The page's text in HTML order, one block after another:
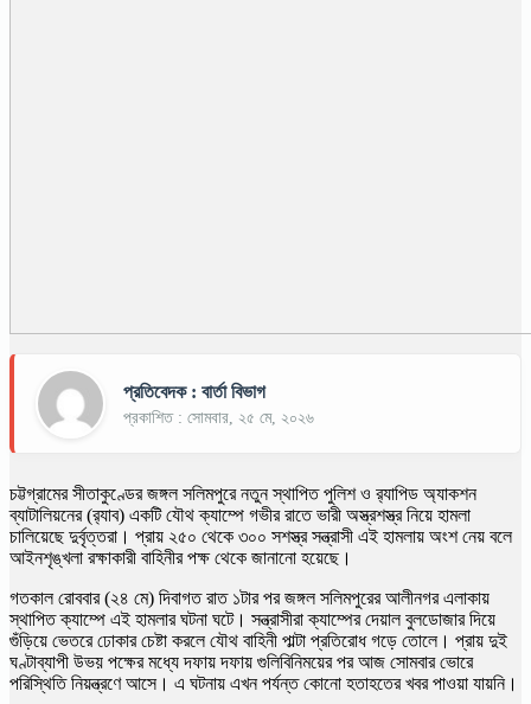
প্রতিবেদক : বার্তা বিভাগ
প্রকাশিত : সোমবার, ২৫ মে, ২০২৬
চট্টগ্রামের সীতাকুণ্ডের জঙ্গল সলিমপুরে নতুন স্থাপিত পুলিশ ও র‍্যাপিড অ্যাকশন
ব্যাটালিয়নের (র‍্যাব) একটি যৌথ ক্যাম্পে গভীর রাতে ভারী অস্ত্রশস্ত্র নিয়ে হামলা
চালিয়েছে দুর্বৃত্তরা। প্রায় ২৫০ থেকে ৩০০ সশস্ত্র সন্ত্রাসী এই হামলায় অংশ নেয় বলে
আইনশৃঙ্খলা রক্ষাকারী বাহিনীর পক্ষ থেকে জানানো হয়েছে।
গতকাল রোববার (২৪ মে) দিবাগত রাত ১টার পর জঙ্গল সলিমপুরের আলীনগর এলাকায়
স্থাপিত ক্যাম্পে এই হামলার ঘটনা ঘটে। সন্ত্রাসীরা ক্যাম্পের দেয়াল বুলডোজার দিয়ে
গুঁড়িয়ে ভেতরে ঢোকার চেষ্টা করলে যৌথ বাহিনী পাল্টা প্রতিরোধ গড়ে তোলে। প্রায় দুই
ঘণ্টাব্যাপী উভয় পক্ষের মধ্যে দফায় দফায় গুলিবিনিময়ের পর আজ সোমবার ভোরে
পরিস্থিতি নিয়ন্ত্রণে আসে। এ ঘটনায় এখন পর্যন্ত কোনো হতাহতের খবর পাওয়া যায়নি।